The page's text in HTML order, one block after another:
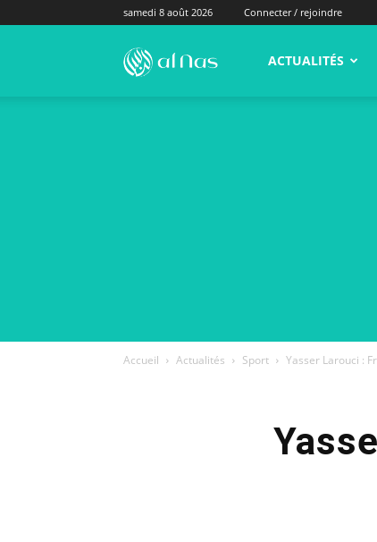
samedi 8 août 2026 Connecter / rejoindre
alNas.fr ACTUALITÉS
Accueil Actualités Sport Yasser Larouci :